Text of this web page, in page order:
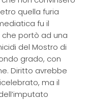
quella furia
fu il
che portò ad una
del Mostro di
grado, con
Diritto avrebbe
ma il